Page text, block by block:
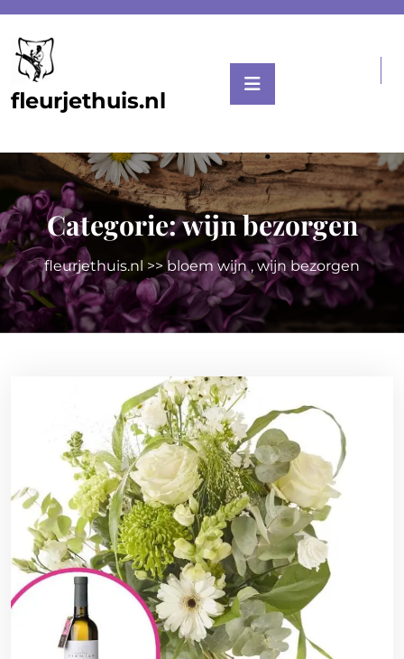
content
fleurjethuis.nl
Categorie:wijn bezorgen
fleurjethuis.nl >>bloem wijn,wijn bezorgen